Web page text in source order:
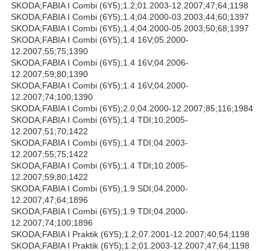
SKODA;FABIA I Combi (6Y5);1.2;01.2003-12.2007;47;64;1198
SKODA;FABIA I Combi (6Y5);1.4;04.2000-03.2003;44;60;1397
SKODA;FABIA I Combi (6Y5);1.4;04.2000-05.2003;50;68;1397
SKODA;FABIA I Combi (6Y5);1.4 16V;05.2000-
12.2007;55;75;1390
SKODA;FABIA I Combi (6Y5);1.4 16V;04.2006-
12.2007;59;80;1390
SKODA;FABIA I Combi (6Y5);1.4 16V;04.2000-
12.2007;74;100;1390
SKODA;FABIA I Combi (6Y5);2.0;04.2000-12.2007;85;116;1984
SKODA;FABIA I Combi (6Y5);1.4 TDI;10.2005-
12.2007;51;70;1422
SKODA;FABIA I Combi (6Y5);1.4 TDI;04.2003-
12.2007;55;75;1422
SKODA;FABIA I Combi (6Y5);1.4 TDI;10.2005-
12.2007;59;80;1422
SKODA;FABIA I Combi (6Y5);1.9 SDI;04.2000-
12.2007;47;64;1896
SKODA;FABIA I Combi (6Y5);1.9 TDI;04.2000-
12.2007;74;100;1896
SKODA;FABIA I Praktik (6Y5);1.2;07.2001-12.2007;40;54;1198
SKODA;FABIA I Praktik (6Y5);1.2;01.2003-12.2007;47;64;1198